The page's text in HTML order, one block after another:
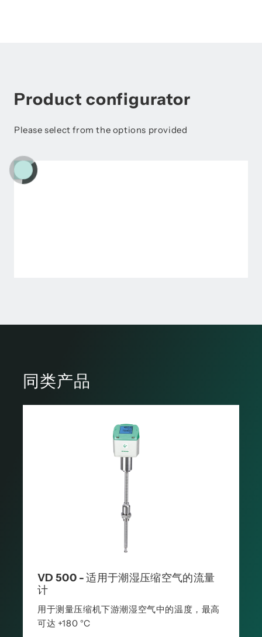
Product configurator
Please select from the options provided
同类产品
VD 500 - 适用于潮湿压缩空气的流量
计
用于测量压缩机下游潮湿空气中的温度，最高
可达 +180 °C